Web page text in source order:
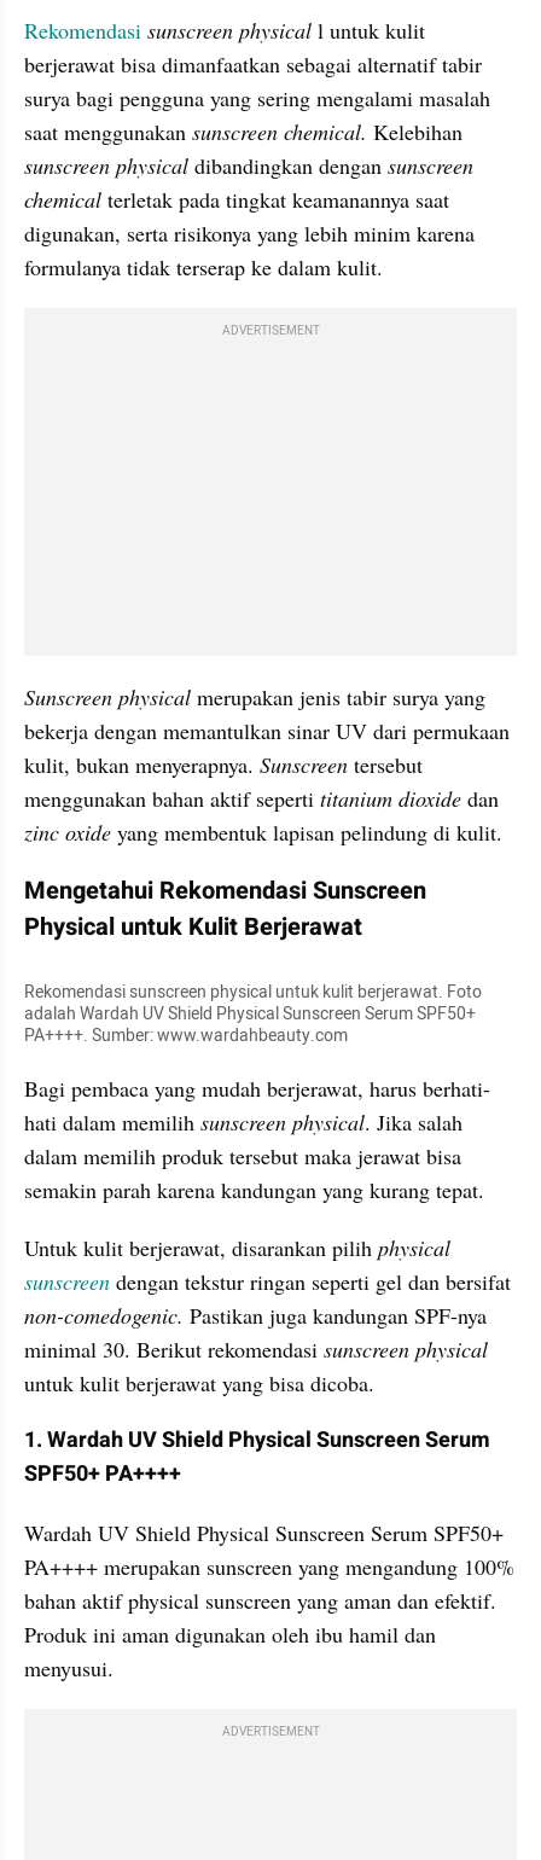
Rekomendasi sunscreen physical l untuk kulit
berjerawat bisa dimanfaatkan sebagai alternatif tabir
surya bagi pengguna yang sering mengalami masalah
saat menggunakan sunscreen chemical. Kelebihan
sunscreen physical dibandingkan dengan sunscreen
chemical terletak pada tingkat keamanannya saat
digunakan, serta risikonya yang lebih minim karena
formulanya tidak terserap ke dalam kulit.
ADVERTISEMENT
Sunscreen physical merupakan jenis tabir surya yang
bekerja dengan memantulkan sinar UV dari permukaan
kulit, bukan menyerapnya. Sunscreen tersebut
menggunakan bahan aktif seperti titanium dioxide
zinc oxide yang membentuk lapisan pelindung di kulit.
Mengetahui Rekomendasi Sunscreen
Physical untuk Kulit Berjerawat
Rekomendasi sunscreen physical untuk kulit berjerawat. Foto
adalah Wardah UV Shield Physical Sunscreen Serum SPF50+
PA++++. Sumber: www.wardahbeauty.com
Bagi pembaca yang mudah berjerawat, harus berhati-
hati dalam memilih sunscreen physical. Jika salah
dalam memilih produk tersebut maka jerawat bisa
semakin parah karena kandungan yang kurang tepat.
Untuk kulit berjerawat, disarankan pilih
sunscreen dengan tekstur ringan seperti gel dan bersifat
non-comedogenic. Pastikan juga kandungan SPF-nya
minimal 30. Berikut rekomendasi sunscreen physical
untuk kulit berjerawat yang bisa dicoba.
1. Wardah UV Shield Physical Sunscreen Serum
SPF50+ PA++++
Wardah UV Shield Physical Sunscreen Serum SPF50+
PA++++ merupakan sunscreen yang mengandung 100%
bahan aktif physical sunscreen yang aman dan efektif.
Produk ini aman digunakan oleh ibu hamil dan
menyusui.
ADVERTISEMENT